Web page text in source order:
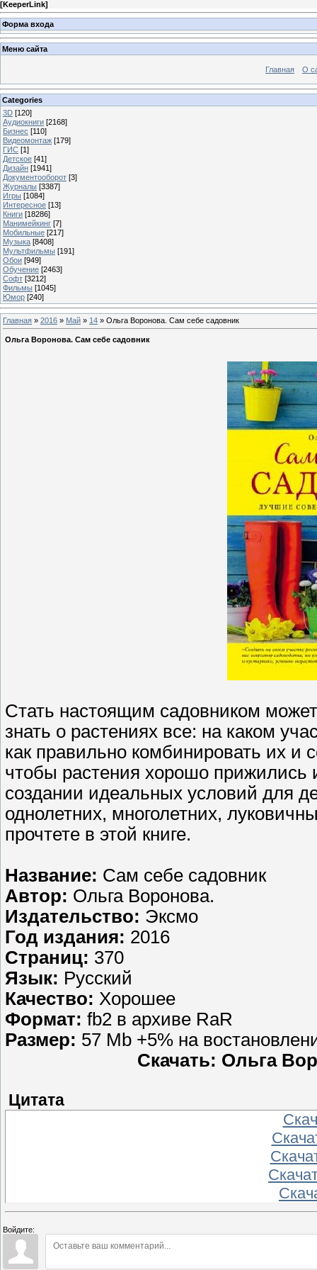
[KeeperLink]
Форма входа
Меню сайта
Главная О
Categories
3D [120]
Аудиокниги [2168]
Бизнес [110]
Видеомонтаж [179]
ГИС [1]
Детское [41]
Дизайн [1941]
Документооборот [3]
Журналы [3387]
Игры [1084]
Интересное [13]
Книги [18286]
Манимейкинг [7]
Мобильные [217]
Музыка [8408]
Мультфильмы [191]
Обои [949]
Обучение [2463]
Софт [3212]
Фильмы [1045]
Юмор [240]
Главная » 2016 » Май » 14 » Ольга Воронова. Сам себе садовник
Ольга Воронова. Сам себе садовник
Стать настоящим садовником
знать о растениях все: на каком
как правильно комбинировать их и
чтобы растения хорошо прижились
создании идеальных условий для
однолетних, многолетних,
прочтете в этой книге.
Название: Сам себе садовник
Автор: Ольга Воронова.
Издательство: Эксмо
Год издания: 2016
Страниц: 370
Язык: Русский
Качество: Хорошее
Формат: fb2 в архиве RaR
Размер: 57 Mb +5% на
Скачать: Ольга
Цитата
Войдите: